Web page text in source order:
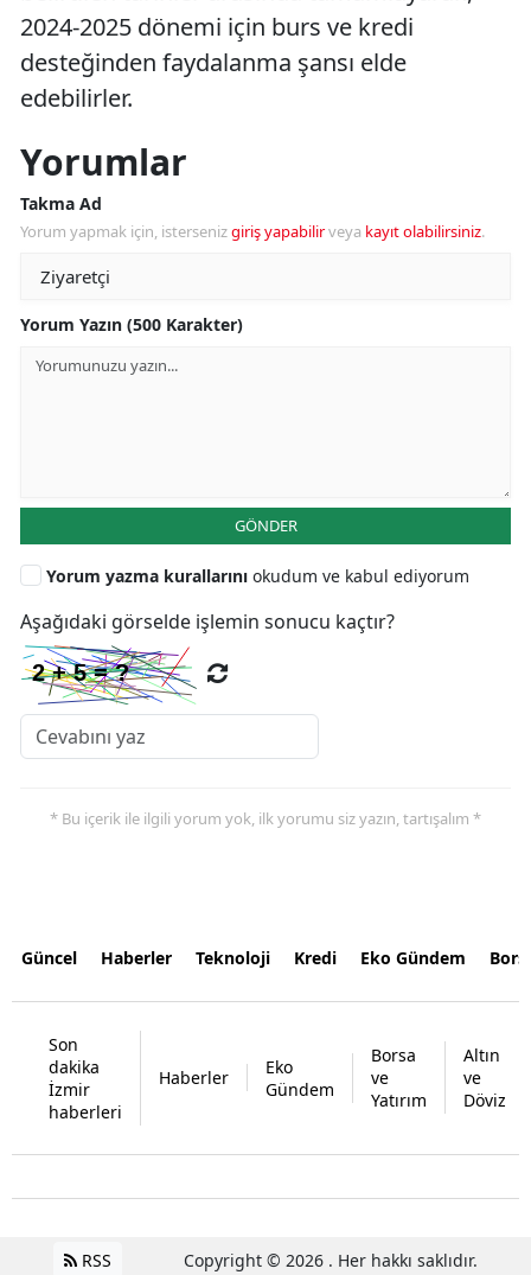
2024-2025 dönemi için burs ve kredi
desteğinden faydalanma şansı elde
edebilirler.
Yorumlar
Takma Ad
Yorum yapmak için, istersenizgiriş yapabilirveya kayıt olabilirsiniz.
Yorum Yazın (500 Karakter)
GÖNDER
Yorum yazma kurallarını okudum ve kabul ediyorum
Aşağıdaki görselde işlemin sonucu kaçtır?
* Bu içerik ile ilgili yorum yok, ilk yorumu siz yazın, tartışalım *
Güncel Haberler Teknoloji Kredi Eko Gündem
Son
dakika
İzmir
haberleri
Haberler
Eko
Gündem
Borsa
ve
Yatırım
Altın
ve
Döviz
RSS Copyright © 2026 . Her hakkı saklıdır.